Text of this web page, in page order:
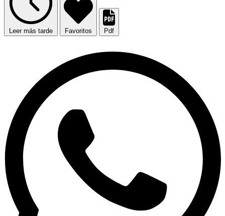
Leer más tarde Favoritos Pdf